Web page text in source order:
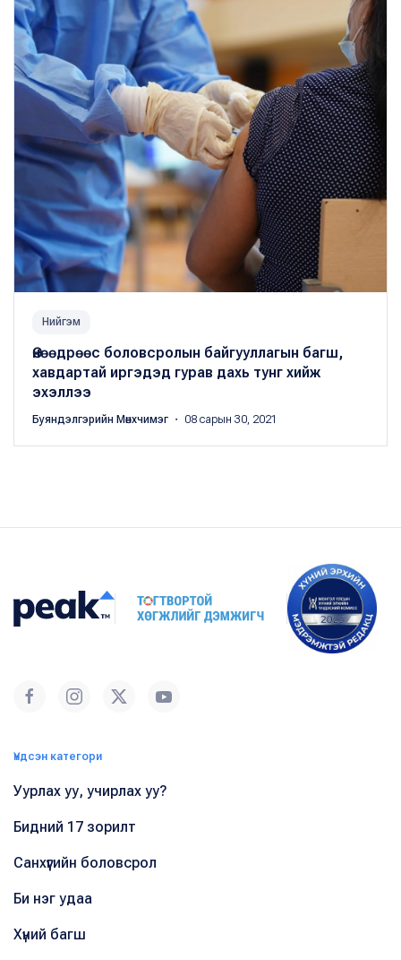
Нийгэм
Өнөөдрөөс боловсролын байгууллагын багш,
хавдартай иргэдэд гурав дахь тунг хийж
эхэллээ
Буяндэлгэрийн Мөнхчимэг ・ 08 сарын 30, 2021
Үндсэн категори
Уурлах уу, учирлах уу?
Бидний 17 зорилт
Санхүүгийн боловсрол
Би нэг удаа
Хүний багш